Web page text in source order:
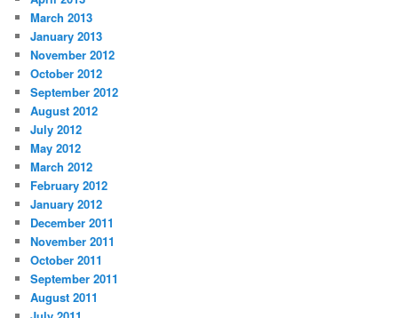
March 2013
January 2013
November 2012
October 2012
September 2012
August 2012
July 2012
May 2012
March 2012
February 2012
January 2012
December 2011
November 2011
October 2011
September 2011
August 2011